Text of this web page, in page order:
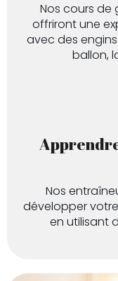
Nos cours de
offriront une
avec des
ballon,
Nos
développer
en utilisant